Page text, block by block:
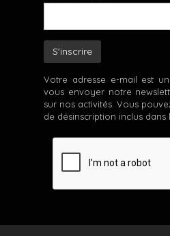
Votre adresse e-mail est
vous envoyer notre
sur nos activités. Vous
de désinscription inclus dans